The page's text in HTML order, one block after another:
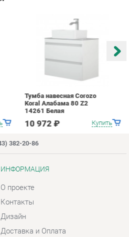
Тумба навесная Corozo
Koral Алабама 80 Z2
10 972 ₽
382-20-86
О проекте
Доставка и Оплата
Гарантия
Помощь